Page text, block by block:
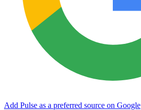
Add Pulse as a preferred source on Google